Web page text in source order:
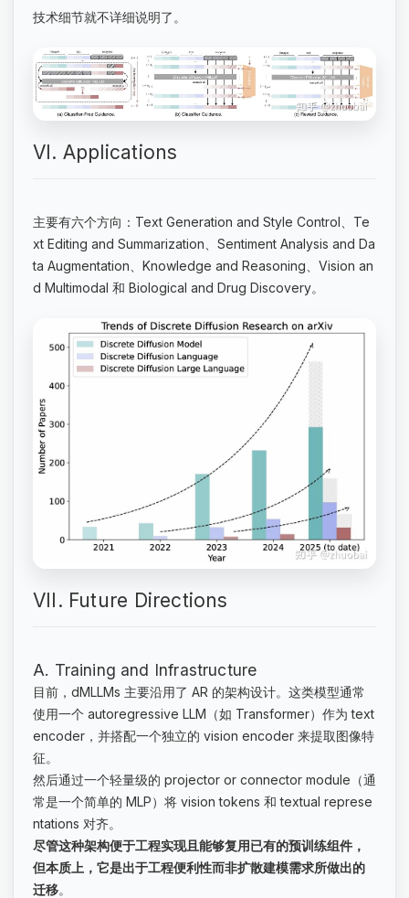
技术细节就不详细说明了。
VI. Applications
主要有六个方向：Text Generation and Style Control、Te
xt Editing and Summarization、Sentiment Analysis and Da
ta Augmentation、Knowledge and Reasoning、Vision an
d Multimodal 和 Biological and Drug Discovery。
VII. Future Directions
A. Training and Infrastructure
目前，dMLLMs 主要沿用了 AR 的架构设计。这类模型通常
使用一个 autoregressive LLM（如 Transformer）作为 text
encoder，并搭配一个独立的 vision encoder 来提取图像特
征。
然后通过一个轻量级的 projector or connector module（通
常是一个简单的 MLP）将 vision tokens 和 textual represe
ntations 对齐。
尽管这种架构便于工程实现且能够复用已有的预训练组件，
但本质上，它是出于工程便利性而非扩散建模需求所做出的
迁移。